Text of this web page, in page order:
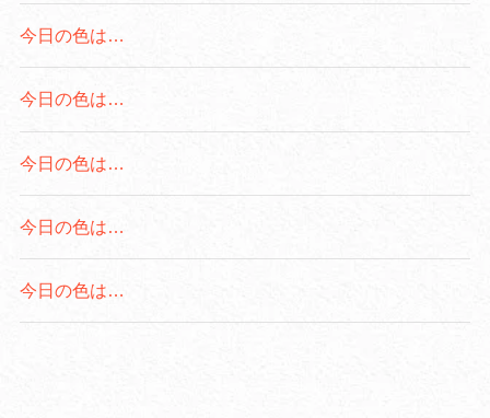
今日の色は…
今日の色は…
今日の色は…
今日の色は…
今日の色は…